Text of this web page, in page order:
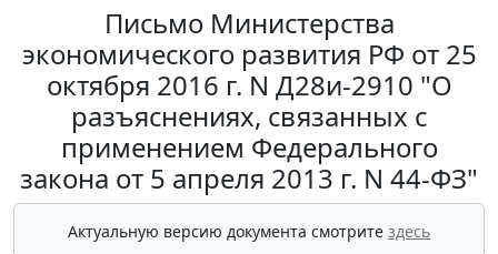
Письмо Министерства
экономического развития РФ от 25
октября 2016 г. N Д28и-2910 "О
разъяснениях, связанных с
применением Федерального
закона от 5 апреля 2013 г. N 44-ФЗ"
Актуальную версию документа смотрите здесь